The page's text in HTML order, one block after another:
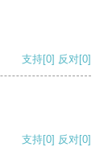
支持[0] 反对[0]
支持[0] 反对[0]